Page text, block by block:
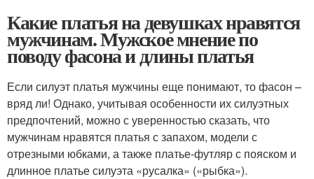
Какие платья на девушках нравятся
мужчинам. Мужское мнение по
поводу фасона и длины платья
Если силуэт платья мужчины еще понимают, то фасон –
вряд ли! Однако, учитывая особенности их силуэтных
предпочтений, можно с уверенностью сказать, что
мужчинам нравятся платья с запахом, модели с
отрезными юбками, а также платье-футляр с пояском и
длинное платье силуэта «русалка» («рыбка»).